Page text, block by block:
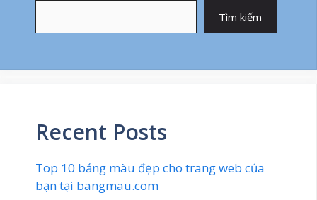
Tìm kiếm
Recent Posts
Top 10 bảng màu đẹp cho trang web của
bạn tại bangmau.com